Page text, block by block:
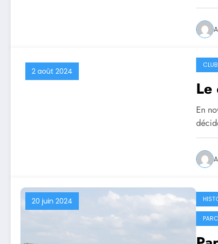
2 août 2024
En
20 juin 2024